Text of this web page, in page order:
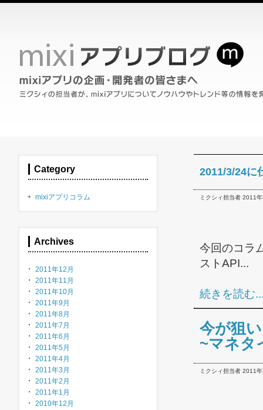
Category
mixiアプリコラム
Archives
2011年12月
2011年11月
2011年10月
2011年9月
2011年8月
2011年7月
2011年6月
2011年5月
2011年4月
2011年3月
2011年2月
2011年1月
2010年12月
2011/3/24に
ミクシィ担当者 2011
今回のコラ
ストAPI...
続きを読む
今が狙
~マネタ
ミクシィ担当者 2011